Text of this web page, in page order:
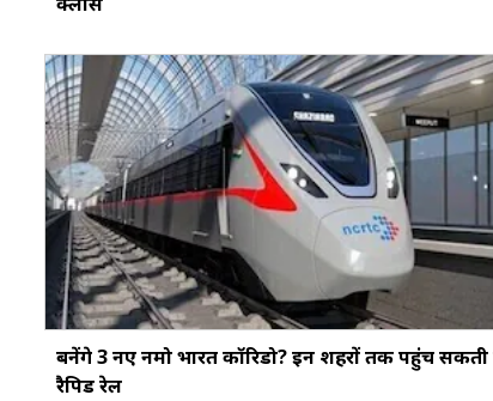
बनेंगे 3 नए नमो भारत कॉरिडो? इन शहरों तक पहुंच सकती
रैपिड रेल